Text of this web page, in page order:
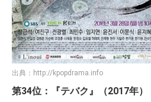
出典： http://kpopdrama.info
第34位：『テバク』（2017年）